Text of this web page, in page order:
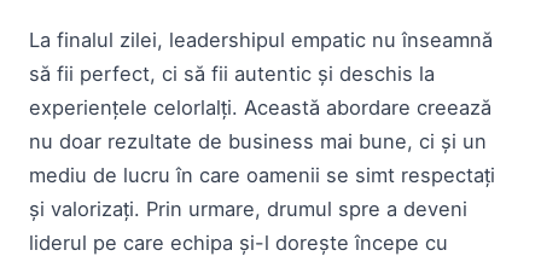
La finalul zilei, leadershipul empatic nu înseamnă
să fii perfect, ci să fii autentic și deschis la
experiențele celorlalți. Această abordare creează
nu doar rezultate de business mai bune, ci și un
mediu de lucru în care oamenii se simt respectați
și valorizați. Prin urmare, drumul spre a deveni
liderul pe care echipa și-l dorește începe cu